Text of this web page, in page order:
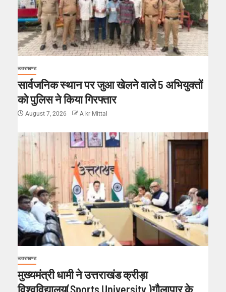
उत्तराखण्ड
सार्वजनिक स्थान पर जुआ खेलने वाले 5 अभियुक्तों
को पुलिस ने किया गिरफ्तार
August 7, 2026 A kr Mittal
उत्तराखण्ड
मुख्यमंत्री धामी ने उत्तराखंड क्रीड़ा
विश्वविद्यालय(Sports University )गौलापार के